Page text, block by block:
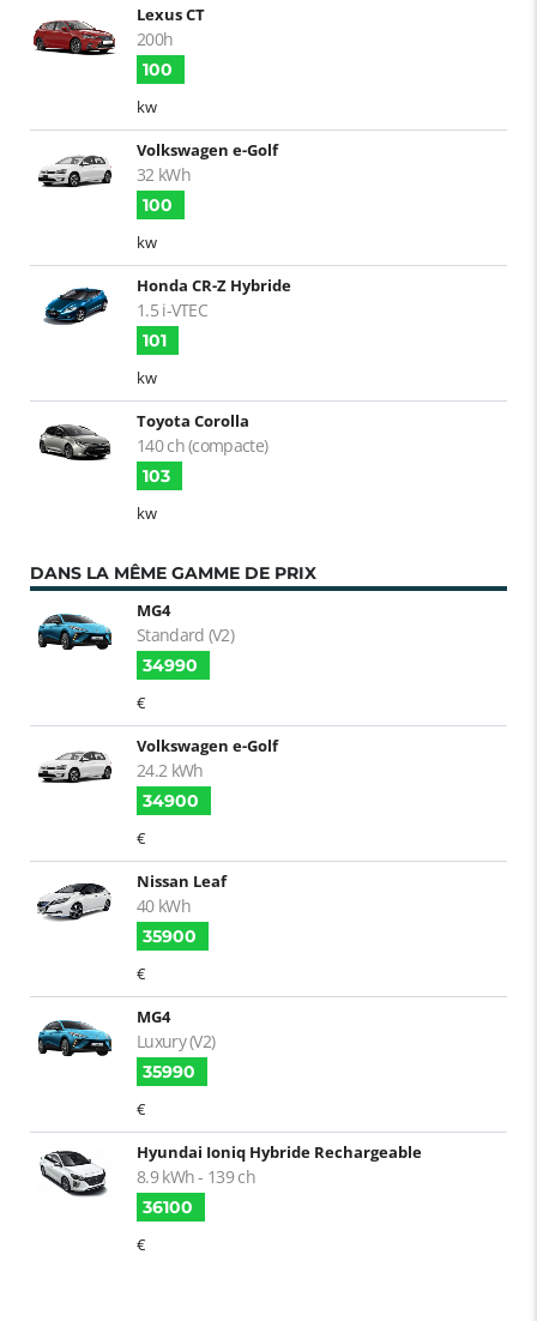
Lexus CT
200h
100
kw
Volkswagen e-Golf
32 kWh
100
kw
Honda CR-Z Hybride
1.5 i-VTEC
101
kw
Toyota Corolla
140 ch (compacte)
103
kw
DANS LA MÊME GAMME DE PRIX
MG4
Standard (V2)
34990
€
Volkswagen e-Golf
24.2 kWh
34900
€
Nissan Leaf
40 kWh
35900
€
MG4
Luxury (V2)
35990
€
Hyundai Ioniq Hybride Rechargeable
8.9 kWh - 139 ch
36100
€